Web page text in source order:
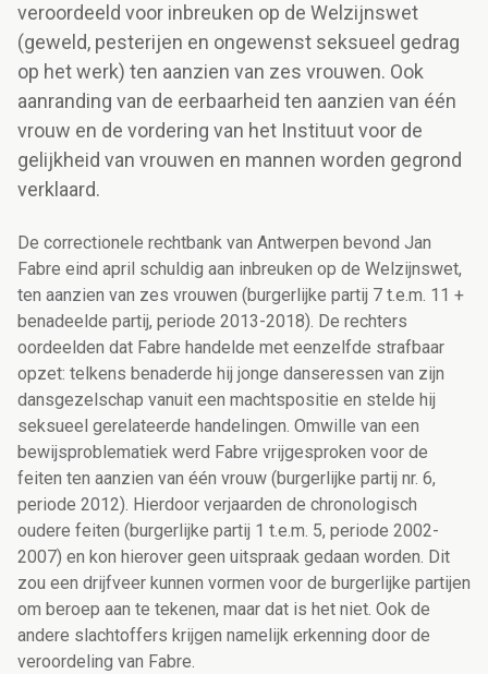
veroordeeld voor inbreuken op de Welzijnswet
(geweld, pesterijen en ongewenst seksueel gedrag
op het werk) ten aanzien van zes vrouwen. Ook
aanranding van de eerbaarheid ten aanzien van één
vrouw en de vordering van het Instituut voor de
gelijkheid van vrouwen en mannen worden gegrond
verklaard.
De correctionele rechtbank van Antwerpen bevond Jan
Fabre eind april schuldig aan inbreuken op de Welzijnswet,
ten aanzien van zes vrouwen (burgerlijke partij 7 t.e.m. 11 +
benadeelde partij, periode 2013-2018). De rechters
oordeelden dat Fabre handelde met eenzelfde strafbaar
opzet: telkens benaderde hij jonge danseressen van zijn
dansgezelschap vanuit een machtspositie en stelde hij
seksueel gerelateerde handelingen. Omwille van een
bewijsproblematiek werd Fabre vrijgesproken voor de
feiten ten aanzien van één vrouw (burgerlijke partij nr. 6,
periode 2012). Hierdoor verjaarden de chronologisch
oudere feiten (burgerlijke partij 1 t.e.m. 5, periode 2002-
2007) en kon hierover geen uitspraak gedaan worden. Dit
zou een drijfveer kunnen vormen voor de burgerlijke partijen
om beroep aan te tekenen, maar dat is het niet. Ook de
andere slachtoffers krijgen namelijk erkenning door de
veroordeling van Fabre.